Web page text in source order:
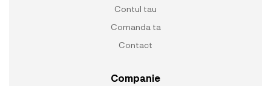
Contul tau
Comanda ta
Contact
Companie